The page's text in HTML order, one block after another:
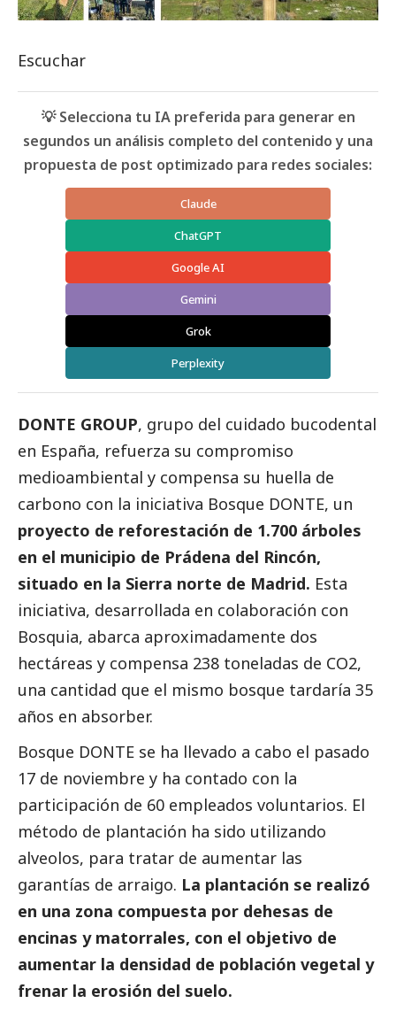
Escuchar
💡 Selecciona tu IA preferida para generar en
segundos un análisis completo del contenido y una
propuesta de post optimizado para redes sociales:
Claude
ChatGPT
Google AI
Gemini
Grok
Perplexity
DONTE GROUP, grupo del cuidado bucodental
en España, refuerza su compromiso
medioambiental y compensa su huella de
carbono con la iniciativa Bosque DONTE, un
proyecto de reforestación de 1.700 árboles
en el municipio de Prádena del Rincón,
situado en la Sierra norte de Madrid. Esta
iniciativa, desarrollada en colaboración con
Bosquia, abarca aproximadamente dos
hectáreas y compensa 238 toneladas de CO2,
una cantidad que el mismo bosque tardaría 35
años en absorber.
Bosque DONTE se ha llevado a cabo el pasado
17 de noviembre y ha contado con la
participación de 60 empleados voluntarios. El
método de plantación ha sido utilizando
alveolos, para tratar de aumentar las
garantías de arraigo. La plantación se realizó
en una zona compuesta por dehesas de
encinas y matorrales, con el objetivo de
aumentar la densidad de población vegetal y
frenar la erosión del suelo.